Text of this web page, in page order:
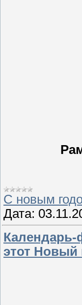
С новым
Дата:
Календарь-
этот Новый